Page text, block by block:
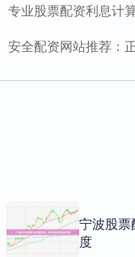
专业股票配资利息计
安全配资网站推荐：
宁波股票
度